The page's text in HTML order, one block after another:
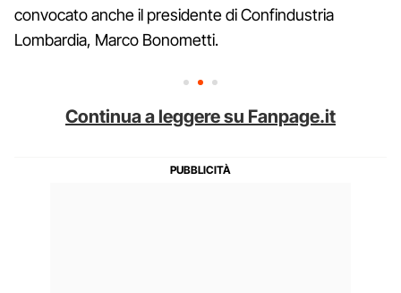
convocato anche il presidente di Confindustria
Lombardia, Marco Bonometti.
Continua a leggere su Fanpage.it